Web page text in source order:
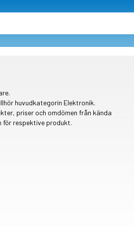
huvudkategorin Elektronik.
priser och omdömen från kända
för respektive produkt.